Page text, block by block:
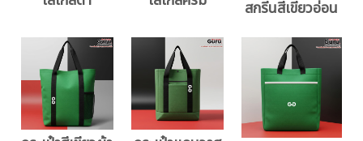
สกรีนสีเขียวอ่อน